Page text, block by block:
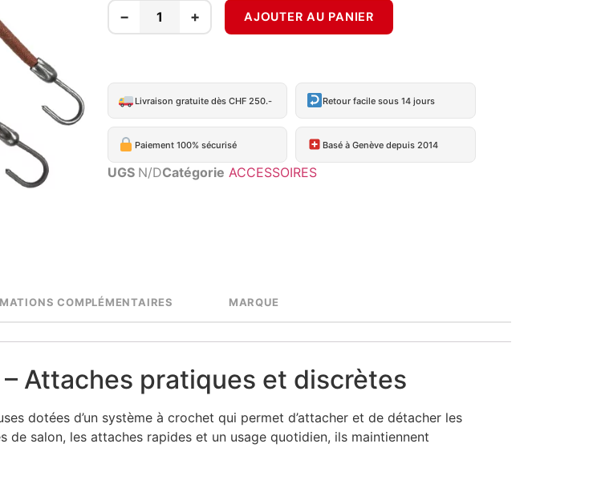
− + AJOUTER AU PANIER
Livraison gratuite dès CHF 250.- Retour facile sous 14 jours
Paiement 100% sécurisé Basé à Genève depuis 2014
UGS N/DCatégorie ACCESSOIRES
COMPLÉMENTAIRES MARQUE
Attaches pratiques et discrètes
dotées d’un système à crochet qui permet d’attacher et de détacher les
de salon, les attaches rapides et un usage quotidien, ils maintiennent